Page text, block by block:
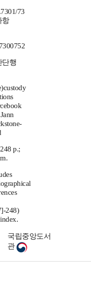
73
항
단행
p.;
248)
국립중앙도서
관